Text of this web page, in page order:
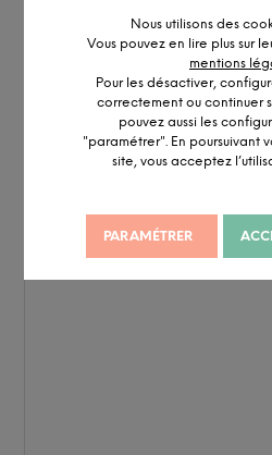
Pour les désactiver,
correctement ou continuer
pouvez aussi les
"paramétrer". En poursuivant
site, vous acceptez
PARAMÉTRER